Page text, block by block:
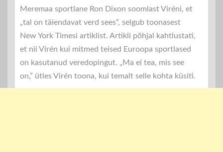
Meremaa sportlane Ron Dixon soomlast Viréni, et
„tal on täiendavat verd sees”, selgub toonasest
New York Timesi artiklist. Artikli põhjal kahtlustati,
et nii Virén kui mitmed teised Euroopa sportlased
on kasutanud veredopingut. „Ma ei tea, mis see
on,” ütles Virén toona, kui temalt selle kohta küsiti.